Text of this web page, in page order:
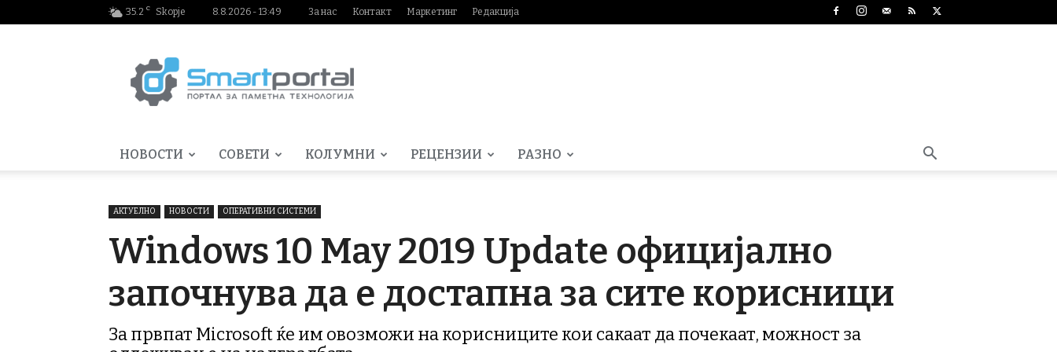
35.2 C Skopje 8.8.2026 - 13:49 За нас Контакт Маркетинг Редакција
НОВОСТИ СОВЕТИ КОЛУМНИ РЕЦЕНЗИИ РАЗНО
АКТУЕЛНО НОВОСТИ ОПЕРАТИВНИ СИСТЕМИ
Windows 10 May 2019 Update официјално
започнува да е достапна за сите корисници
За првпат Microsoft ќе им овозможи на корисниците кои сакаат да почекаат, можност за